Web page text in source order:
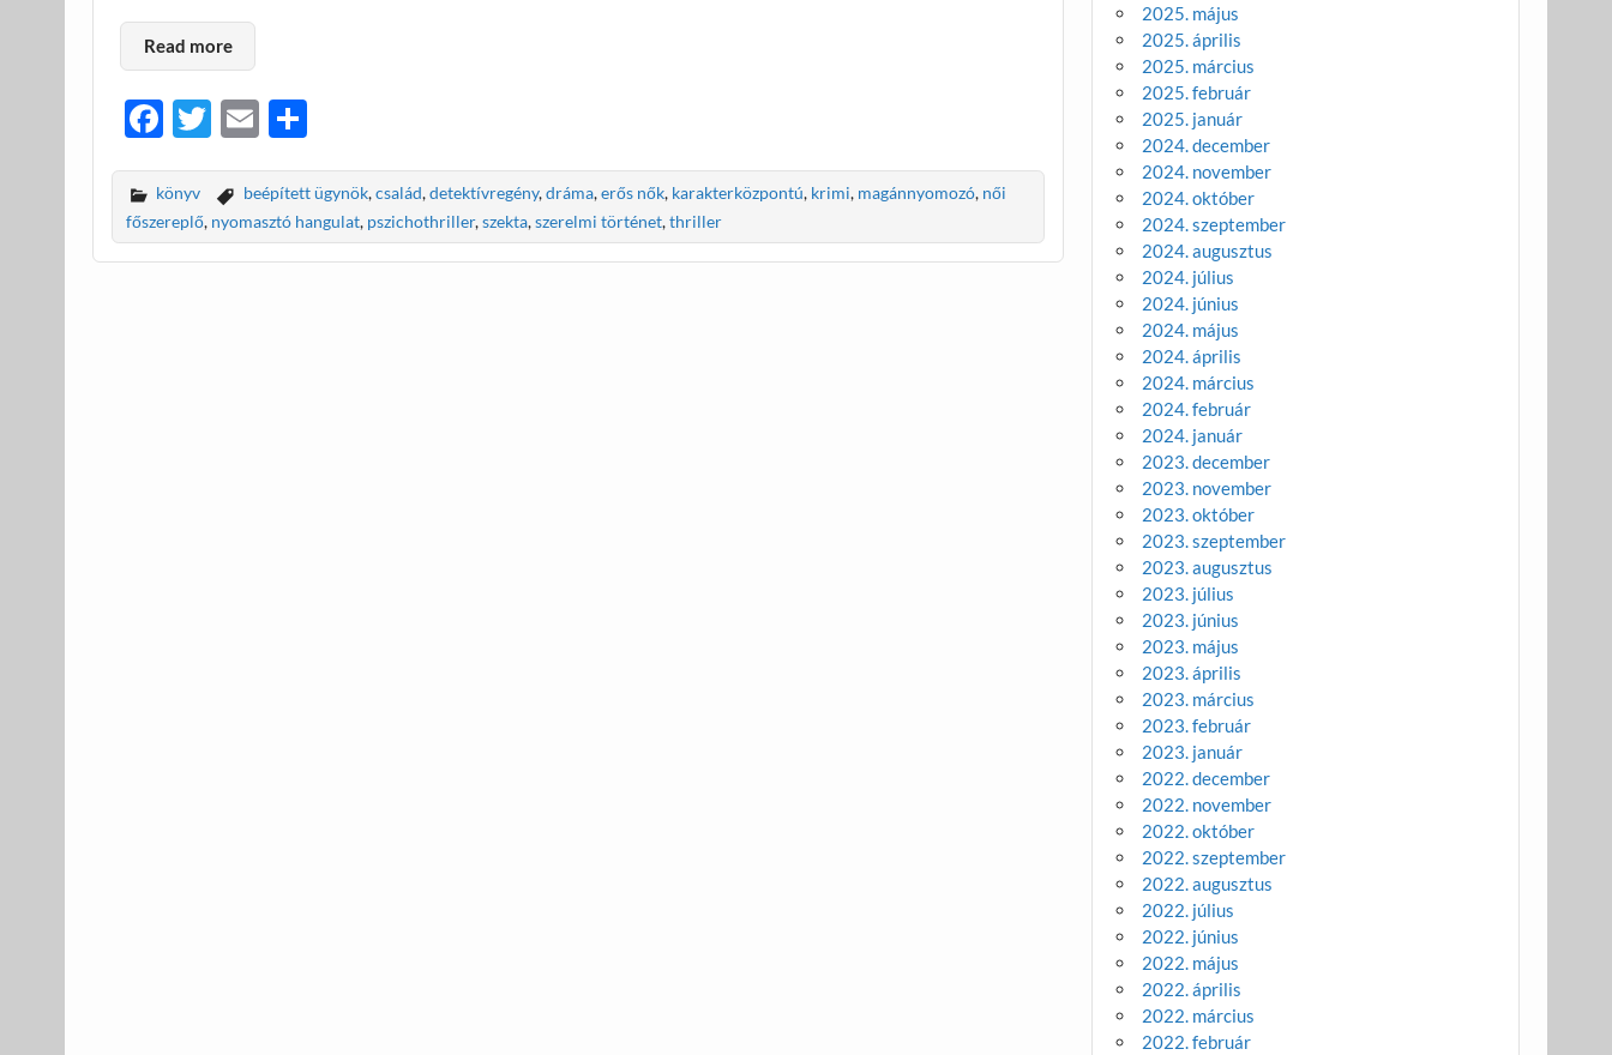
Read more
F
e
b
o
T
itt
er
E
ail za
m
e
könyv beépített ügynök,család,detektívregény,dráma,erős nők, karakterközpontú, krimi, magánnyomozó, női
főszereplő, nyomasztó hangulat, pszichothriller,szekta,szerelmi történet,thriller
2025. május
2025. április
2025. március
2025. február
2025. január
2024. december
2024. november
2024. október
2024. szeptember
2024. augusztus
2024. július
2024. június
2024. május
2024. április
2024. március
2024. február
2024. január
2023. december
2023. november
2023. október
2023. szeptember
2023. augusztus
2023. július
2023. június
2023. május
2023. április
2023. március
2023. február
2023. január
2022. december
2022. november
2022. október
2022. szeptember
2022. augusztus
2022. július
2022. június
2022. május
2022. április
2022. március
2022. február